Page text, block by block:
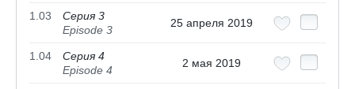
1.03
Серия 3
Episode 3
25 апреля 2019
1.04
Серия 4
Episode 4
2 мая 2019